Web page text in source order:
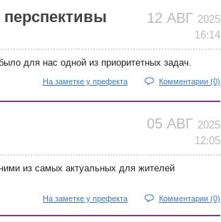
12 АВГ 2025
16:14
для нас одной из приоритетных задач.
На заметке у префекта Комментарии (0)
05 АВГ 2025
12:05
из самых актуальных для жителей
На заметке у префекта Комментарии (0)